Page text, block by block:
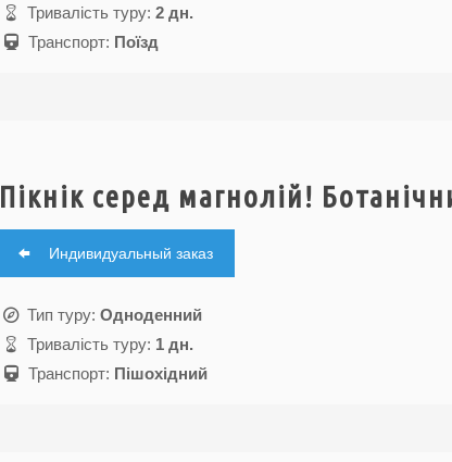
Тривалість туру: 2 дн.
Транспорт: Поїзд
Пікнік серед магнолій!
Индивидуальный заказ
Тип туру: Одноденний
Тривалість туру: 1 дн.
Транспорт: Пішохідний